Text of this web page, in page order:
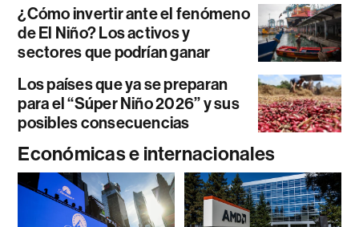
¿Cómo invertir ante el fenómeno
de El Niño? Los activos y
sectores que podrían ganar
Los países que ya se preparan
para el “Súper Niño 2026” y sus
posibles consecuencias
Económicas e internacionales